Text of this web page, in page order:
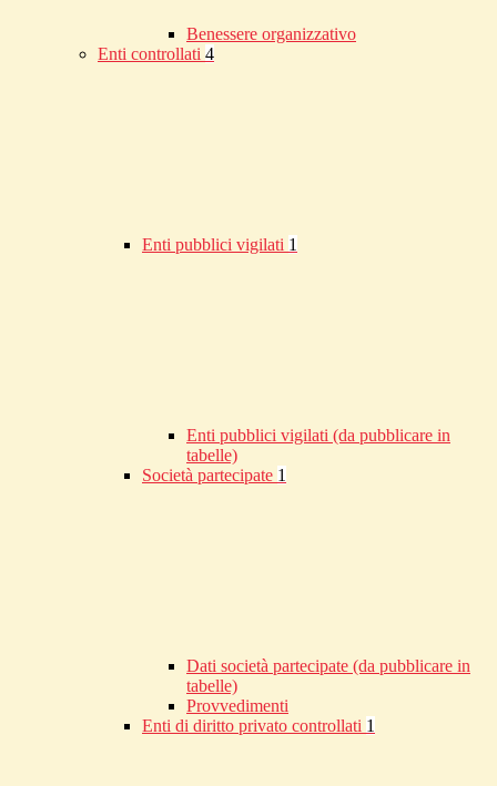
Benessere organizzativo
Enti controllati 4
Enti pubblici vigilati 1
Enti pubblici vigilati (da pubblicare in
tabelle)
Società partecipate 1
Dati società partecipate (da pubblicare in
tabelle)
Provvedimenti
Enti di diritto privato controllati 1